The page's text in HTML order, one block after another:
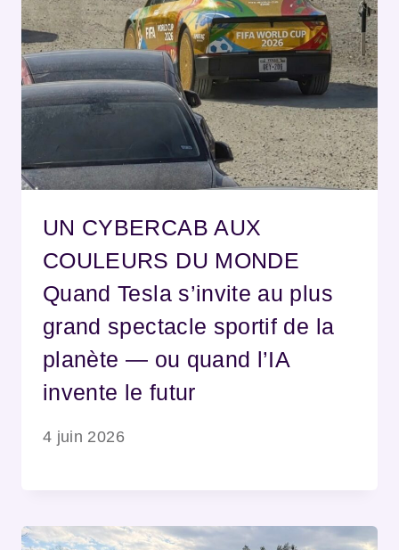
UN CYBERCAB AUX
COULEURS DU MONDE
Quand Tesla s’invite au plus
grand spectacle sportif de la
planète — ou quand l’IA
invente le futur
4 juin 2026